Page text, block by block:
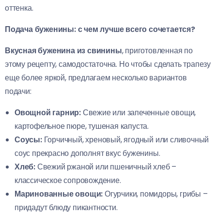
оттенка.
Подача буженины: с чем лучше всего сочетается?
Вкусная буженина из свинины, приготовленная по
этому рецепту, самодостаточна. Но чтобы сделать трапезу
еще более яркой, предлагаем несколько вариантов
подачи:
Овощной гарнир:Свежие или запеченные овощи,
картофельное пюре, тушеная капуста.
Соусы:Горчичный, хреновый, ягодный или сливочный
соус прекрасно дополнят вкус буженины.
Хлеб:Свежий ржаной или пшеничный хлеб –
классическое сопровождение.
Маринованные овощи:Огурчики, помидоры, грибы –
придадут блюду пикантности.